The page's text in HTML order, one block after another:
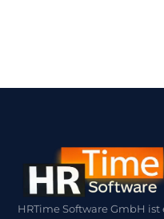
HRTime Software GmbH